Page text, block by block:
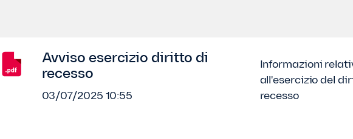
Avviso esercizio diritto di
recesso
03/07/2025 10:55
Informazioni
all'esercizio del
recesso